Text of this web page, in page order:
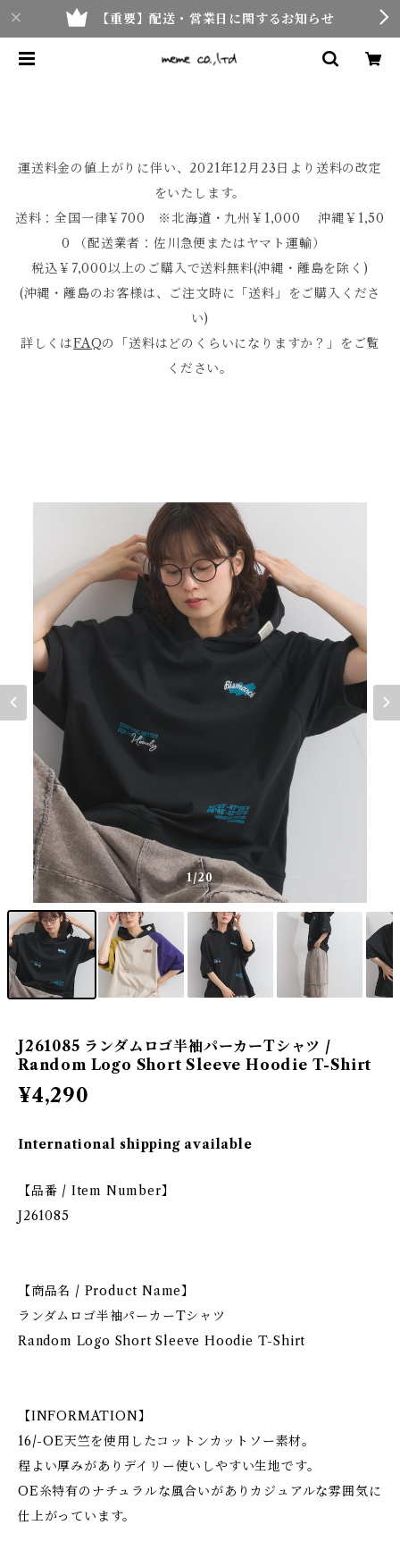
【重要】配送・営業日に関するお知らせ
運送料金の値上がりに伴い、2021年12月23日より送料の改定
をいたします。
送料：全国一律￥700 ※北海道・九州￥1,000 沖縄￥1,50
0 （配送業者：佐川急便またはヤマト運輸）
税込￥7,000以上のご購入で送料無料(沖縄・離島を除く)
(沖縄・離島のお客様は、ご注文時に「送料」をご購入くださ
い)
詳しくはFAQの「送料はどのくらいになりますか？」をご覧
ください。
1/20
J261085 ランダムロゴ半袖パーカーTシャツ /
Random Logo Short Sleeve Hoodie T-Shirt
¥4,290
International shipping available
【品番 / Item Number】
J261085
【商品名 / Product Name】
ランダムロゴ半袖パーカーTシャツ
Random Logo Short Sleeve Hoodie T-Shirt
【INFORMATION】
16/-OE天竺を使用したコットンカットソー素材。
程よい厚みがありデイリー使いしやすい生地です。
OE糸特有のナチュラルな風合いがありカジュアルな雰囲気に
仕上がっています。